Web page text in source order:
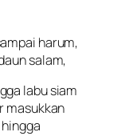
harum,
salam,
labu siam
masukkan